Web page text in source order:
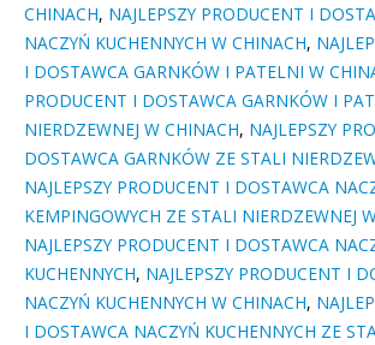
CHINACH, NAJLEPSZY PRODUCENT I
NACZYŃ KUCHENNYCH W CHINACH,
I DOSTAWCA GARNKÓW I PATELNI W
PRODUCENT I DOSTAWCA GARNKÓW I
NIERDZEWNEJ W CHINACH, NAJLEPSZY
DOSTAWCA GARNKÓW ZE STALI
NAJLEPSZY PRODUCENT I DOSTAWCA
KEMPINGOWYCH ZE STALI NIERDZEWNEJ
NAJLEPSZY PRODUCENT I DOSTAWCA
KUCHENNYCH, NAJLEPSZY PRODUCENT I
NACZYŃ KUCHENNYCH W CHINACH,
I DOSTAWCA NACZYŃ KUCHENNYCH ZE